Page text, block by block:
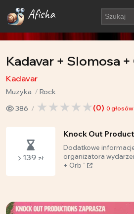
Afisha
Kadavar + Slomosa
Kadavar
Muzyka
Rock
386
(0) 0 głosów
139 zł
Knock Out
Dodatkowe
organizatora
+ Orb ”